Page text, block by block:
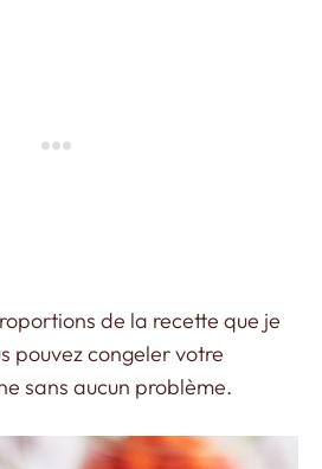
de la recette que je
pouvez congeler votre
sans aucun problème.